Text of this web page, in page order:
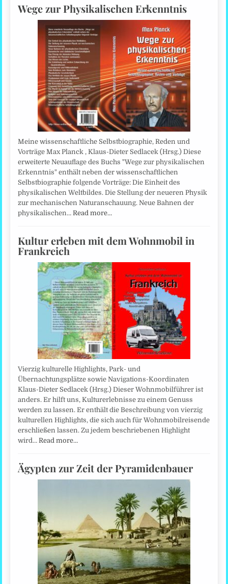
Wege zur Physikalischen Erkenntnis
Meine wissenschaftliche Selbstbiographie, Reden und
Vorträge Max Planck , Klaus-Dieter Sedlacek (Hrsg.) Diese
erweiterte Neuauflage des Buchs "Wege zur physikalischen
Erkenntnis" enthält neben der wissenschaftlichen
Selbstbiographie folgende Vorträge: Die Einheit des
physikalischen Weltbildes. Die Stellung der neueren Physik
zur mechanischen Naturanschauung. Neue Bahnen der
physikalischen…Read more…
Kultur erleben mit dem Wohnmobil in
Frankreich
Vierzig kulturelle Highlights, Park- und
Übernachtungsplätze sowie Navigations-Koordinaten
Klaus-Dieter Sedlacek (Hrsg.) Dieser Wohnmobilführer ist
anders. Er hilft uns, Kulturerlebnisse zu einem Genuss
werden zu lassen. Er enthält die Beschreibung von vierzig
kulturellen Highlights, die sich auch für Wohnmobilreisende
erschließen lassen. Zu jedem beschriebenen Highlight
wird…Read more…
Ägypten zur Zeit der Pyramidenbauer